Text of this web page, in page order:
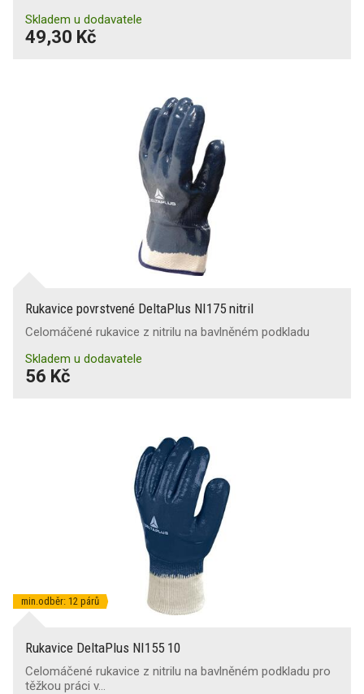
Skladem u dodavatele
49,30 Kč
Rukavice povrstvené DeltaPlus NI175 nitril
Celomáčené rukavice z nitrilu na bavlněném podkladu
Skladem u dodavatele
56 Kč
min.odběr: 12 párů
Rukavice DeltaPlus NI155 10
Celomáčené rukavice z nitrilu na bavlněném podkladu pro
těžkou práci v…